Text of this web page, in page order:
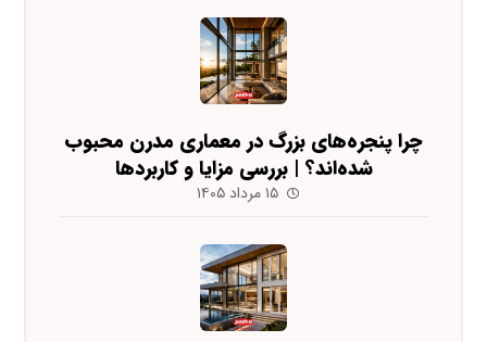
چرا پنجره‌های بزرگ در معماری مدرن محبوب
شده‌اند؟ | بررسی مزایا و کاربردها
۱۵ مرداد ۱۴۰۵